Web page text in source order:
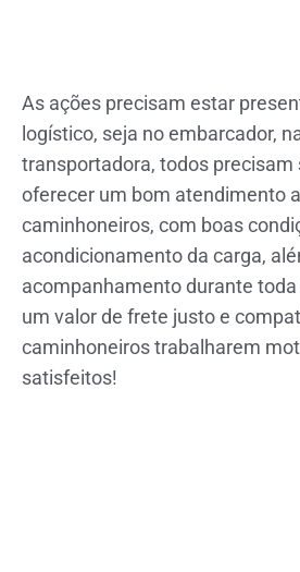
As ações precisam estar
logístico, seja no embarcador,
transportadora, todos precisam
oferecer um bom atendimento
caminhoneiros, com boas
acondicionamento da carga,
acompanhamento durante toda
um valor de frete justo e
caminhoneiros trabalharem
satisfeitos!